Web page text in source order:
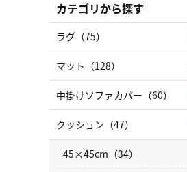
カテゴリから探す
ラグ（75）
マット（128）
中掛けソファカバー（60）
クッション（47）
45×45cm（34）